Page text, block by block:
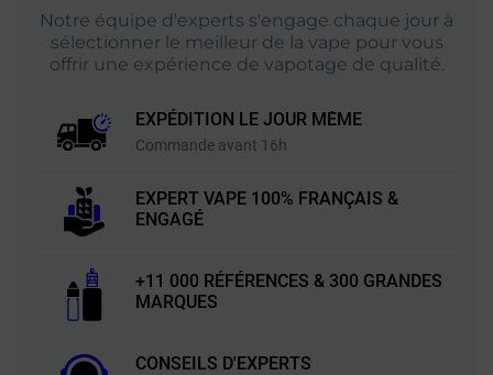
Notre équipe d'experts s'engage chaque jour à
sélectionner le meilleur de la vape pour vous
offrir une expérience de vapotage de qualité.
EXPÉDITION LE JOUR MÊME
Commande avant 16h
EXPERT VAPE 100% FRANÇAIS &
ENGAGÉ
+11 000 RÉFÉRENCES & 300 GRANDES
MARQUES
CONSEILS D'EXPERTS